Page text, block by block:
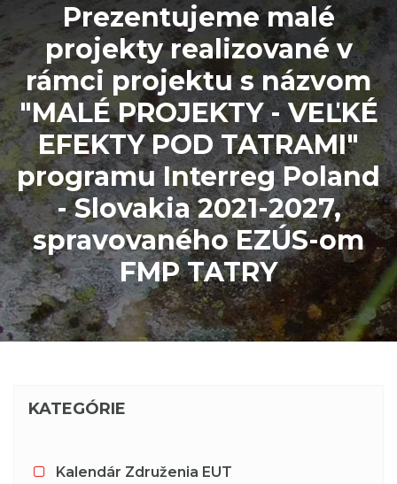
Prezentujeme malé
projekty realizované v
rámci projektu s názvom
"MALÉ PROJEKTY - VEĽKÉ
EFEKTY POD TATRAMI"
programu Interreg Poland
- Slovakia 2021-2027,
spravovaného EZÚS-om
FMP TATRY
KATEGÓRIE
Kalendár Združenia EUT